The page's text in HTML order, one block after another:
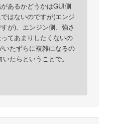
あるかどうかはGUI側
はないのですが(エンジ
が)、エンジン側、強さ
てあまりしたくないの
いたずらに複雑になるの
たらということで。